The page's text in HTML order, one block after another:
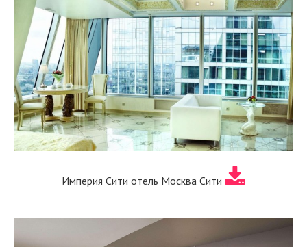
Империя Сити отель Москва Сити